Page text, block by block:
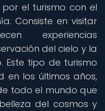
el turismo con el
Consiste en visitar
experiencias
del cielo y la
Este tipo de turismo
los últimos años,
todo el mundo que
del cosmos y